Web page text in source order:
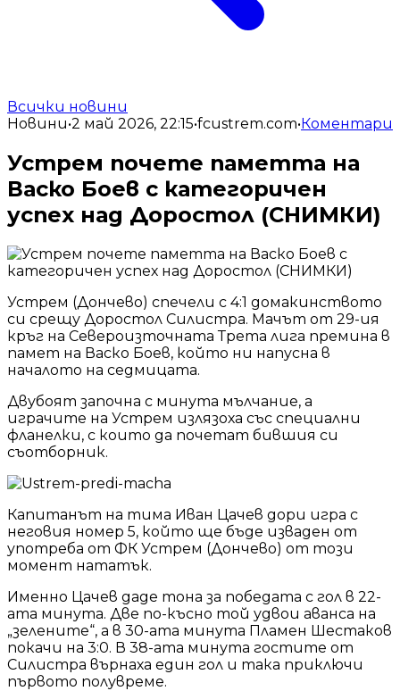
Всички новини
Новини•2 май 2026, 22:15•fcustrem.com•Коментари
Устрем почете паметта на
Васко Боев с категоричен
успех над Доростол (СНИМКИ)
Устрем (Дончево) спечели с 4:1 домакинството
си срещу Доростол Силистра. Мачът от 29-ия
кръг на Североизточната Трета лига премина в
памет на Васко Боев, който ни напусна в
началото на седмицата.
Двубоят започна с минута мълчание, а
играчите на Устрем излязоха със специални
фланелки, с които да почетат бившия си
съотборник.
Капитанът на тима Иван Цачев дори игра с
неговия номер 5, който ще бъде изваден от
употреба от ФК Устрем (Дончево) от този
момент нататък.
Именно Цачев даде тона за победата с гол в 22-
ата минута. Две по-късно той удвои аванса на
„зелените“, а в 30-ата минута Пламен Шестаков
покачи на 3:0. В 38-ата минута гостите от
Силистра върнаха един гол и така приключи
първото полувреме.